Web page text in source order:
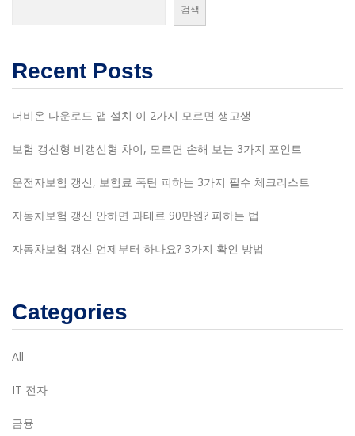
검색
Recent Posts
더비온 다운로드 앱 설치 이 2가지 모르면 생고생
보험 갱신형 비갱신형 차이, 모르면 손해 보는 3가지 포인트
운전자보험 갱신, 보험료 폭탄 피하는 3가지 필수 체크리스트
자동차보험 갱신 안하면 과태료 90만원? 피하는 법
자동차보험 갱신 언제부터 하나요? 3가지 확인 방법
Categories
All
IT 전자
금융